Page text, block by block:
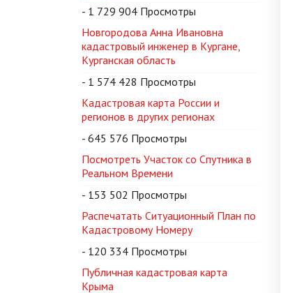
- 1 729 904 Просмотры
Новгородова Анна Ивановна
кадастровый инженер в Кургане,
Курганская область
- 1 574 428 Просмотры
Кадастровая карта России и
регионов в других регионах
- 645 576 Просмотры
Посмотреть Участок со Спутника в
Реальном Времени
- 153 502 Просмотры
Распечатать Ситуационный План по
Кадастровому Номеру
- 120 334 Просмотры
Публичная кадастровая карта
Крыма